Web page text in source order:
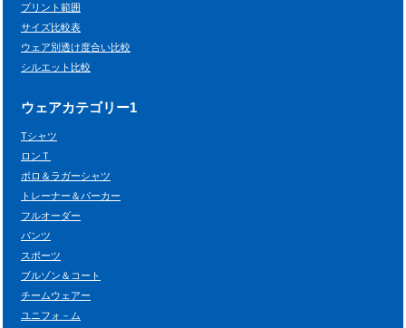
プリント範囲
サイズ比較表
ウェア別透け度合い比較
シルエット比較
ウェアカテゴリー1
Tシャツ
ロンＴ
ポロ＆ラガーシャツ
トレーナー＆パーカー
フルオーダー
パンツ
スポーツ
ブルゾン＆コート
チームウェアー
ユニフォ－ム